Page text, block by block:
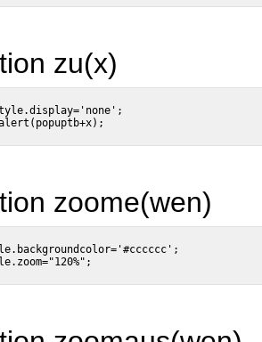
zu(x)
zoome(wen)